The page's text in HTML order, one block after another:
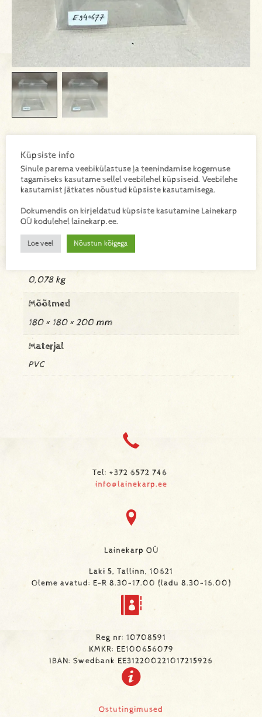
Lisa toode päringukorvi
Lisainfo
0,078 kg
Mõõtmed
180 × 180 × 200 mm
Materjal
PVC
Küpsiste info
Sinule parema veebikülastuse ja teenindamise kogemuse
tagamiseks kasutame sellel veebilehel küpsiseid. Veebilehe
kasutamist jätkates nõustud küpsiste kasutamisega.
Dokumendis on kirjeldatud küpsiste kasutamine Lainekarp
OÜ kodulehel lainekarp.ee.
Loe veel Nõustun kõigega
Tel: +372 6572 746
info@lainekarp.ee
Lainekarp OÜ
Laki 5, Tallinn, 10621
Oleme avatud: E-R 8.30-17.00 (ladu 8.30-16.00)
Reg nr: 10708591
KMKR: EE100656079
IBAN: Swedbank EE312200221017215926
Ostutingimused